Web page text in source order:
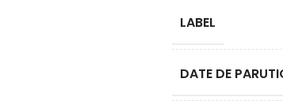
LABEL
DATE DE